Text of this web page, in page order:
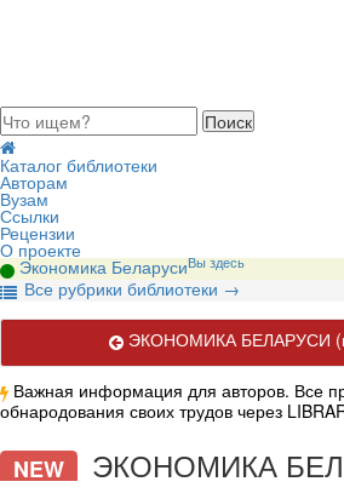
Каталог библиотеки
Авторам
Вузам
Ссылки
Рецензии
О проекте
Экономика БеларусиВы здесь
Все рубрики библиотеки →
ЭКОНОМИКА БЕЛАРУСИ
Важная информация для авторов. Все
обнародования своих трудов через
Актуальные публикации по вопросам
NEW ЭКОНОМИКА